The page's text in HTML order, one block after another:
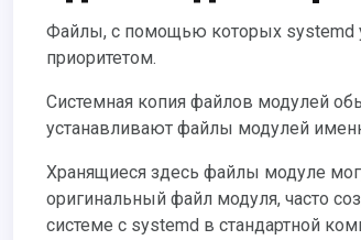
Файлы, с помощью которых systemd управляет модулем, могут находиться в различных местах с различным
приоритетом.
Системная копия файлов модулей обычно находится в папке /lib/systemd/system. По умолчанию программы
устанавливают файлы модулей
Хранящиеся здесь файлы модуле могут быть запущены и остановлены по запросу во время сессии. Это стандартный
оригинальный файл модуля, часто
системе с systemd в стандартной